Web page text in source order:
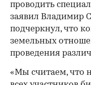
проводить
заявил Владимир
подчеркнул, что
земельных
проведения
«Мы считаем, что